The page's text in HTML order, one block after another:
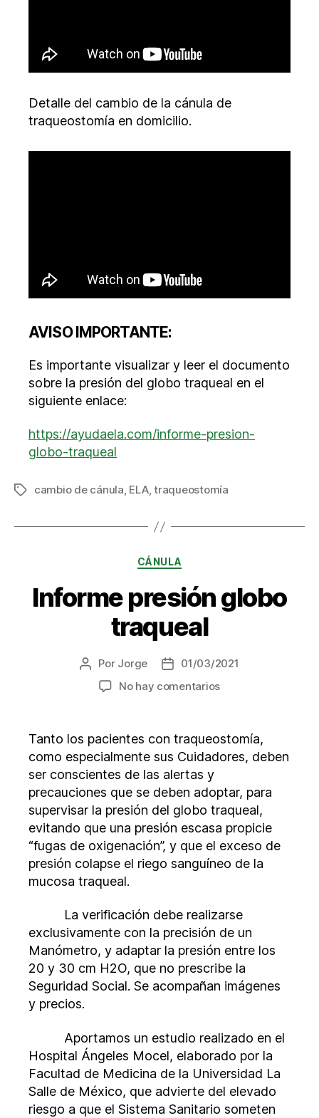
Detalle del cambio de la cánula de
traqueostomía en domicilio.
AVISO IMPORTANTE:
Es importante visualizar y leer el documento
sobre la presión del globo traqueal en el
siguiente enlace:
https://ayudaela.com/informe-presion-
globo-traqueal
Etiquetas
cambio de cánula, ELA,traqueostomía
Categorías
CÁNULA
Informe presión globo
traqueal
Autor
Por Jorge
Fecha01/03/2021
No hay comentariosen
globo
traqueal
Tanto los pacientes con traqueostomía,
como especialmente sus Cuidadores, deben
ser conscientes de las alertas y
precauciones que se deben adoptar, para
supervisar la presión del globo traqueal,
evitando que una presión escasa propicie
“fugas de oxigenación”, y que el exceso de
presión colapse el riego sanguíneo de la
mucosa traqueal.
La verificación debe realizarse
exclusivamente con la precisión de un
Manómetro, y adaptar la presión entre los
20 y 30 cm H2O, que no prescribe la
Seguridad Social. Se acompañan imágenes
y precios.
Aportamos un estudio realizado en el
Hospital Ángeles Mocel, elaborado por la
Facultad de Medicina de la Universidad La
Salle de México, que advierte del elevado
riesgo a que el Sistema Sanitario someten